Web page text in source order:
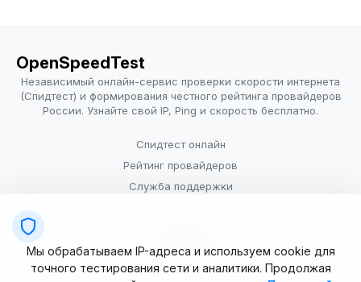
OpenSpeedTest
Независимый онлайн-сервис проверки скорости интернета
(Спидтест) и формирования честного рейтинга провайдеров
России. Узнайте свой IP, Ping и скорость бесплатно.
Спидтест онлайн
Рейтинг провайдеров
Служба поддержки
Условия использования
Мы обрабатываем IP-адреса и используем cookie для
точного тестирования сети и аналитики. Продолжая